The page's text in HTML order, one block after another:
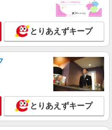
小さなデイサービスSTAFF≪週3
社≫
〜2062円 ＜日払い有/週払い有/交
リン代含む)＞
詳細を見る
プ）/MD40
デイサービス、サービス付き
とりあえずキープ
とりあえずキープ